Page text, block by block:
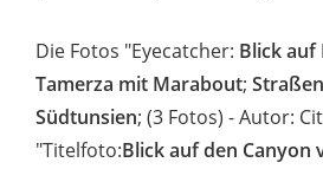
Die Fotos "Eyecatcher: Blick auf
Tamerza mit Marabout;
Südtunsien; (3 Fotos) - Autor:
"Titelfoto:Blick auf den Canyon